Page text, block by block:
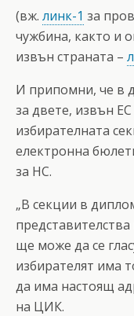
(вж. линк-1 за
чужбина, както и
извън страната –
И припомни, че в
за двете, извън
избирателната
електронна
за НС.
„В секции в
ще може да се
избирателят има
да има настоящ
на ЦИК.